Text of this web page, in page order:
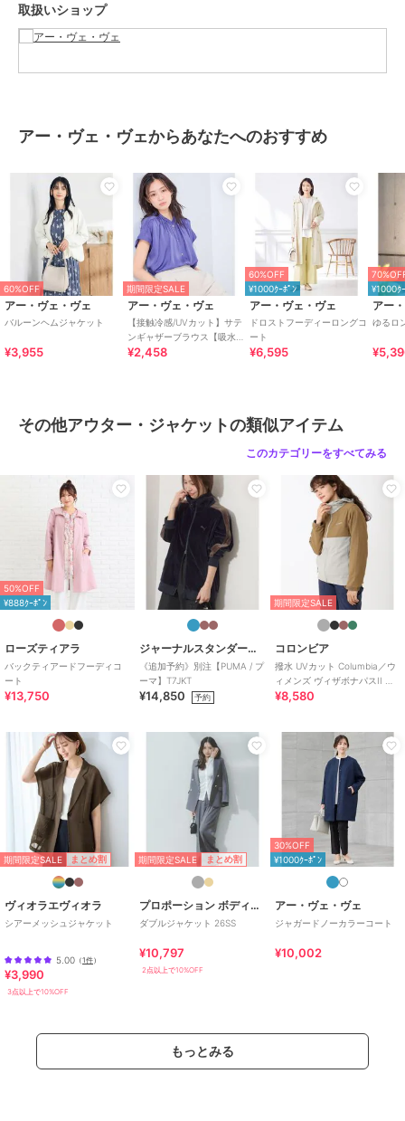
≪お気に入り登録機能の使い方≫
※商品画像は、光の当たり具合やパソコンなどの閲覧環境により
商品の色味の目安は商品単体の画像をご参照ください。
ブランド アー・ヴェ・ヴェ
ショップ アー・ヴェ・ヴェ
商品カテゴリ
アウター・ジャケット・コート
／その他アウター・ジャケット
性別タイプ
レディース
カラー ベージュ、ダークグレー
ベージュ/ダークグレー：表地 ナ
イロン 88% ポリウレタン 12% 裏
地 ポリエステル
商品のお取り扱い方法
特徴
アウター・ジャケット・コート
ナイロン
ポリエステル素材
無地/ ショート丈 /ライ
フスタイル/キャンプ・レジャー
その他アウター・ジャケット
ナイロン/ポリエステル素材/
ストレート
原産国
取扱いショップ
アー・ヴェ・ヴェからあなたへのおすすめ
60%OFF
アー・ヴェ・ヴェ
バルーンヘムジャケット
¥3,955
期間限定SALE
アー・ヴェ・ヴェ
【接触冷感/UVカット】サテ
ンギャザーブラウス【吸水速
乾/イージーケア】
¥2,458
60%OFF
¥1000ｸｰﾎﾟﾝ
アー・ヴェ・ヴェ
ドロストフーディーロングコ
ート
¥6,595
¥1000ｸ
アー
ゆるロ
その他アウター・ジャケットの類似アイテム
このカテゴリーをすべてみる
50%OFF
¥888ｸｰﾎﾟﾝ
ローズティアラ
バックティアードフーディコ
ート
¥13,750
ジャーナルスタンダード レリューム
《追加予約》別注【PUMA / プ
ーマ】T7JKT
¥14,850 予約
期間限定SALE
コロンビア
撥水 UVカット Columbia／ウ
ィメンズ ヴィザボナパスII ジ
ャケット／コロンビア
¥8,580
期間限定SALE まとめ割
ヴィオラエヴィオラ
シアーメッシュジャケット
5.00 （1件）
¥3,990
3点以上で10%OFF
期間限定SALE まとめ割
プロポーション ボディドレッシング
ダブルジャケット 26SS
¥10,797
2点以上で10%OFF
30%OFF
¥1000ｸｰﾎﾟﾝ
アー・ヴェ・ヴェ
ジャガードノーカラーコート
¥10,002
もっとみる